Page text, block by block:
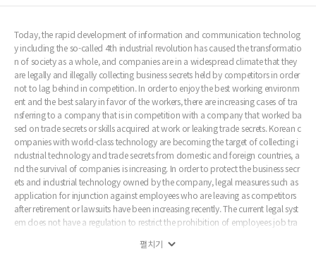
Today, the rapid development of information and communication technolog
y including the so-called 4th industrial revolution has caused the transformatio
n of society as a whole, and companies are in a widespread climate that they
are legally and illegally collecting business secrets held by competitors in order
not to lag behind in competition. In order to enjoy the best working environm
ent and the best salary in favor of the workers, there are increasing cases of tra
nsferring to a company that is in competition with a company that worked ba
sed on trade secrets or skills acquired at work or leaking trade secrets. Korean c
ompanies with world-class technology are becoming the target of collecting i
ndustrial technology and trade secrets from domestic and foreign countries, a
nd the survival of companies is increasing. In order to protect the business secr
ets and industrial technology owned by the company, legal measures such as
application for injunction against employees who are leaving as competitors
after retirement or lawsuits have been increasing recently. The current legal syst
em does not have a regulation to restrict the prohibition of employees job tra
plying the currency prohibition contract , that is, pre-contract between users a
펼치기